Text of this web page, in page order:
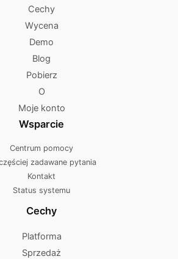
Cechy
Wycena
Demo
Blog
Pobierz
O
Moje konto
Wsparcie
Centrum pomocy
zadawane pytania
Kontakt
Status systemu
Cechy
Platforma
Sprzedaż